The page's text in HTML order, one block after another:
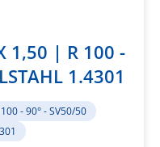
1,50 | R 100 -
1.4301
100 - 90° - SV50/50